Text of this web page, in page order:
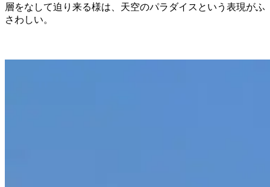
層をなして迫り来る様は、天空のパラダイスという表現がふ
さわしい。